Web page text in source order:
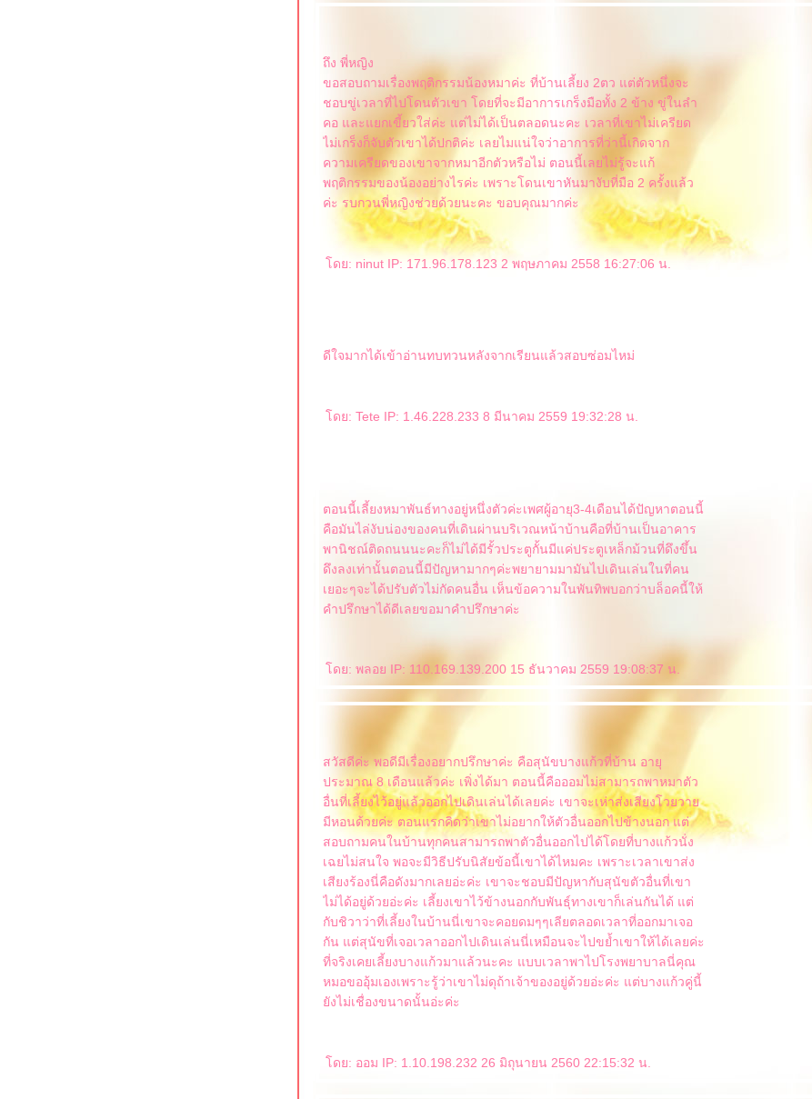
ถึง พี่หญิง
ขอสอบถามเรื่องพฤติกรรมน้องหมาค่ะ ที่บ้านเลี้ยง 2ตว แต่ตัวหนึ่งจะ
ชอบขู่เวลาที่ไปโดนตัวเขา โดยที่จะมีอาการเกร็งมือทั้ง 2 ข้าง ขู่ในลำ
คอ และแยกเขี้ยวใส่ค่ะ แต่ไม่ได้เป็นตลอดนะคะ เวลาที่เขาไม่เครียด
ไม่เกร็งก็จับตัวเขาได้ปกติค่ะ เลยไมแน่ใจว่าอาการที่ว่านี้เกิดจาก
ความเครียดของเขาจากหมาอีกตัวหรือไม่ ตอนนี้เลยไม่รู้จะแก้
พฤติกรรมของน้องอย่างไรค่ะ เพราะโดนเขาหันมางับที่มือ 2 ครั้งแล้ว
ค่ะ รบกวนพี่หญิงช่วยด้วยนะคะ ขอบคุณมากค่ะ
ดย: ninut IP: 171.96.178.123 2 พฤษภาคม 2558 16:27:06 น.
ดีใจมากได้เข้าอ่านทบทวนหลังจากเรียนแล้วสอบซ่อมไหม่
ดย: Tete IP: 1.46.228.233 8 มีนาคม 2559 19:32:28 น.
ตอนนี้เลี้ยงหมาพันธ์ทางอยู่หนึ่งตัวค่ะเพศผู้อายุ3-4เดือนได้ปัญหาตอนนี้
คือมันไล่งับน่องของคนที่เดินผ่านบริเวณหน้าบ้านคือที่บ้านเป็นอาคาร
พานิชณ์ติดถนนนะคะก็ไม่ได้มีรั้วประตูกั้นมีแค่ประตูเหล็กม้วนที่ดึงขึ้น
ดึงลงเท่านั้นตอนนี้มีปัญหามากๆค่ะพยายามมามันไปเดินเล่นในที่คน
เยอะๆจะได้ปรับตัวไม่กัดคนอื่น เห็นข้อความในพันทิพบอกว่าบล็อคนี้ให้
คำปรึกษาได้ดีเลยขอมาคำปรึกษาค่ะ
ดย: พลอย IP: 110.169.139.200 15 ธันวาคม 2559 19:08:37 น.
สวัสดีค่ะ พอดีมีเรื่องอยากปรึกษาค่ะ คือสุนัขบางแก้วที่บ้าน อายุ
ประมาณ 8 เดือนแล้วค่ะ เพิ่งได้มา ตอนนี้คือออมไม่สามารถพาหมาตัว
อื่นที่เลี้ยงไว้อยู่แล้วออกไปเดินเล่นได้เลยค่ะ เขาจะเห่าส่งเสียงโวยวา
มีหอนด้วยค่ะ ตอนแรกคิดว่าเขาไม่อยากให้ตัวอื่นออกไปข้างนอก แต่
สอบถามคนในบ้านทุกคนสามารถพาตัวอื่นออกไปได้โดยที่บางแก้วนั่ง
เฉยไม่สนใจ พอจะมีวิธีปรับนิสัยข้อนี้เขาได้ไหมคะ เพราะเวลาเขาส่ง
เสียงร้องนี่คือดังมากเลยอ่ะค่ะ เขาจะชอบมีปัญหากับสุนัขตัวอื่นที่เขา
ไม่ได้อยู่ด้วยอ่ะค่ะ เลี้ยงเขาไว้ข้างนอกกับพันธุ์ทางเขาก็เล่นกันได้ แต่
กับชิวาว่าที่เลี้ยงในบ้านนี่เขาจะคอยดมๆๆเลียตลอดเวลาที่ออกมาเจอ
กัน แต่สุนัขที่เจอเวลาออกไปเดินเล่นนี่เหมือนจะไปขย้ำเขาให้ได้เลยค่ะ
ที่จริงเคยเลี้ยงบางแก้วมาแล้วนะคะ แบบเวลาพาไปโรงพยาบาลนี่คุณ
หมอขออุ้มเองเพราะรู้ว่าเขาไม่ดุถ้าเจ้าของอยู่ด้วยอ่ะค่ะ แต่บางแก้วคู่นี้
ังไม่เชื่องขนาดนั้นอ่ะค่ะ
ดย: ออม IP: 1.10.198.232 26 มิถุนายน 2560 22:15:32 น.